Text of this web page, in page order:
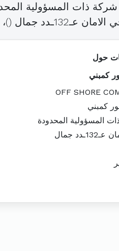
ذات المسؤولية
جمال (
حول
كمبني
OFF SHORE
كمبني
المسؤولية المحدودة
جمال